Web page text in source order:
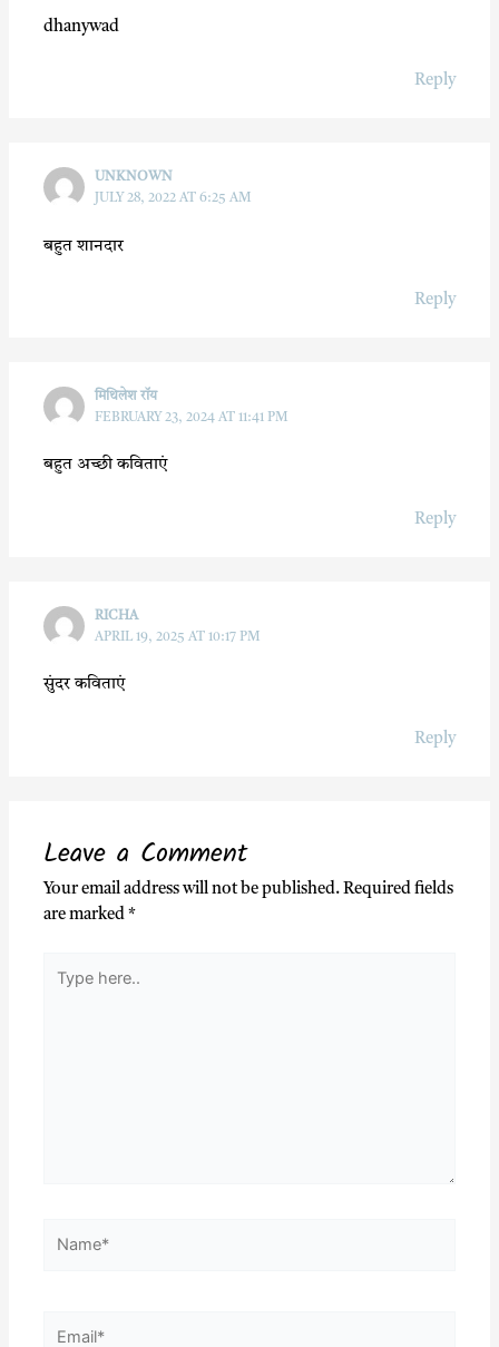
dhanywad
Reply
UNKNOWN
JULY 28, 2022 AT 6:25 AM
बहुत शानदार
Reply
मिथिलेश रॉय
FEBRUARY 23, 2024 AT 11:41 PM
बहुत अच्छी कविताएं
Reply
RICHA
APRIL 19, 2025 AT 10:17 PM
सुंदर कविताएं
Reply
Leave a Comment
Your email address will not be published. Required fields
are marked*